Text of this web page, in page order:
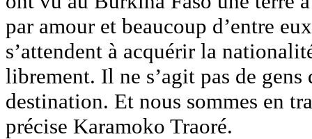
par amour et beaucoup d’entre
s’attendent à acquérir la
librement. Il ne s’agit pas de
destination. Et nous sommes en
précise Karamoko Traoré.